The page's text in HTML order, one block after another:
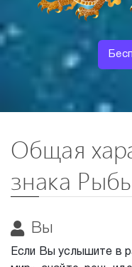
Общая
знака
Вы
Если Вы услышите в